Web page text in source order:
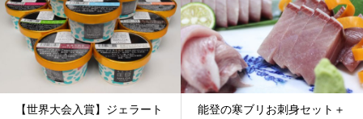
【世界大会入賞】ジェラート 能登の寒ブリお刺身セット＋